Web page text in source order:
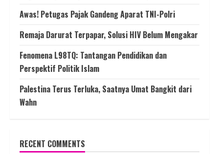
Awas! Petugas Pajak Gandeng Aparat TNI-Polri
Remaja Darurat Terpapar, Solusi HIV Belum Mengakar
Fenomena L98TQ: Tantangan Pendidikan dan
Perspektif Politik Islam
Palestina Terus Terluka, Saatnya Umat Bangkit dari
Wahn
RECENT COMMENTS